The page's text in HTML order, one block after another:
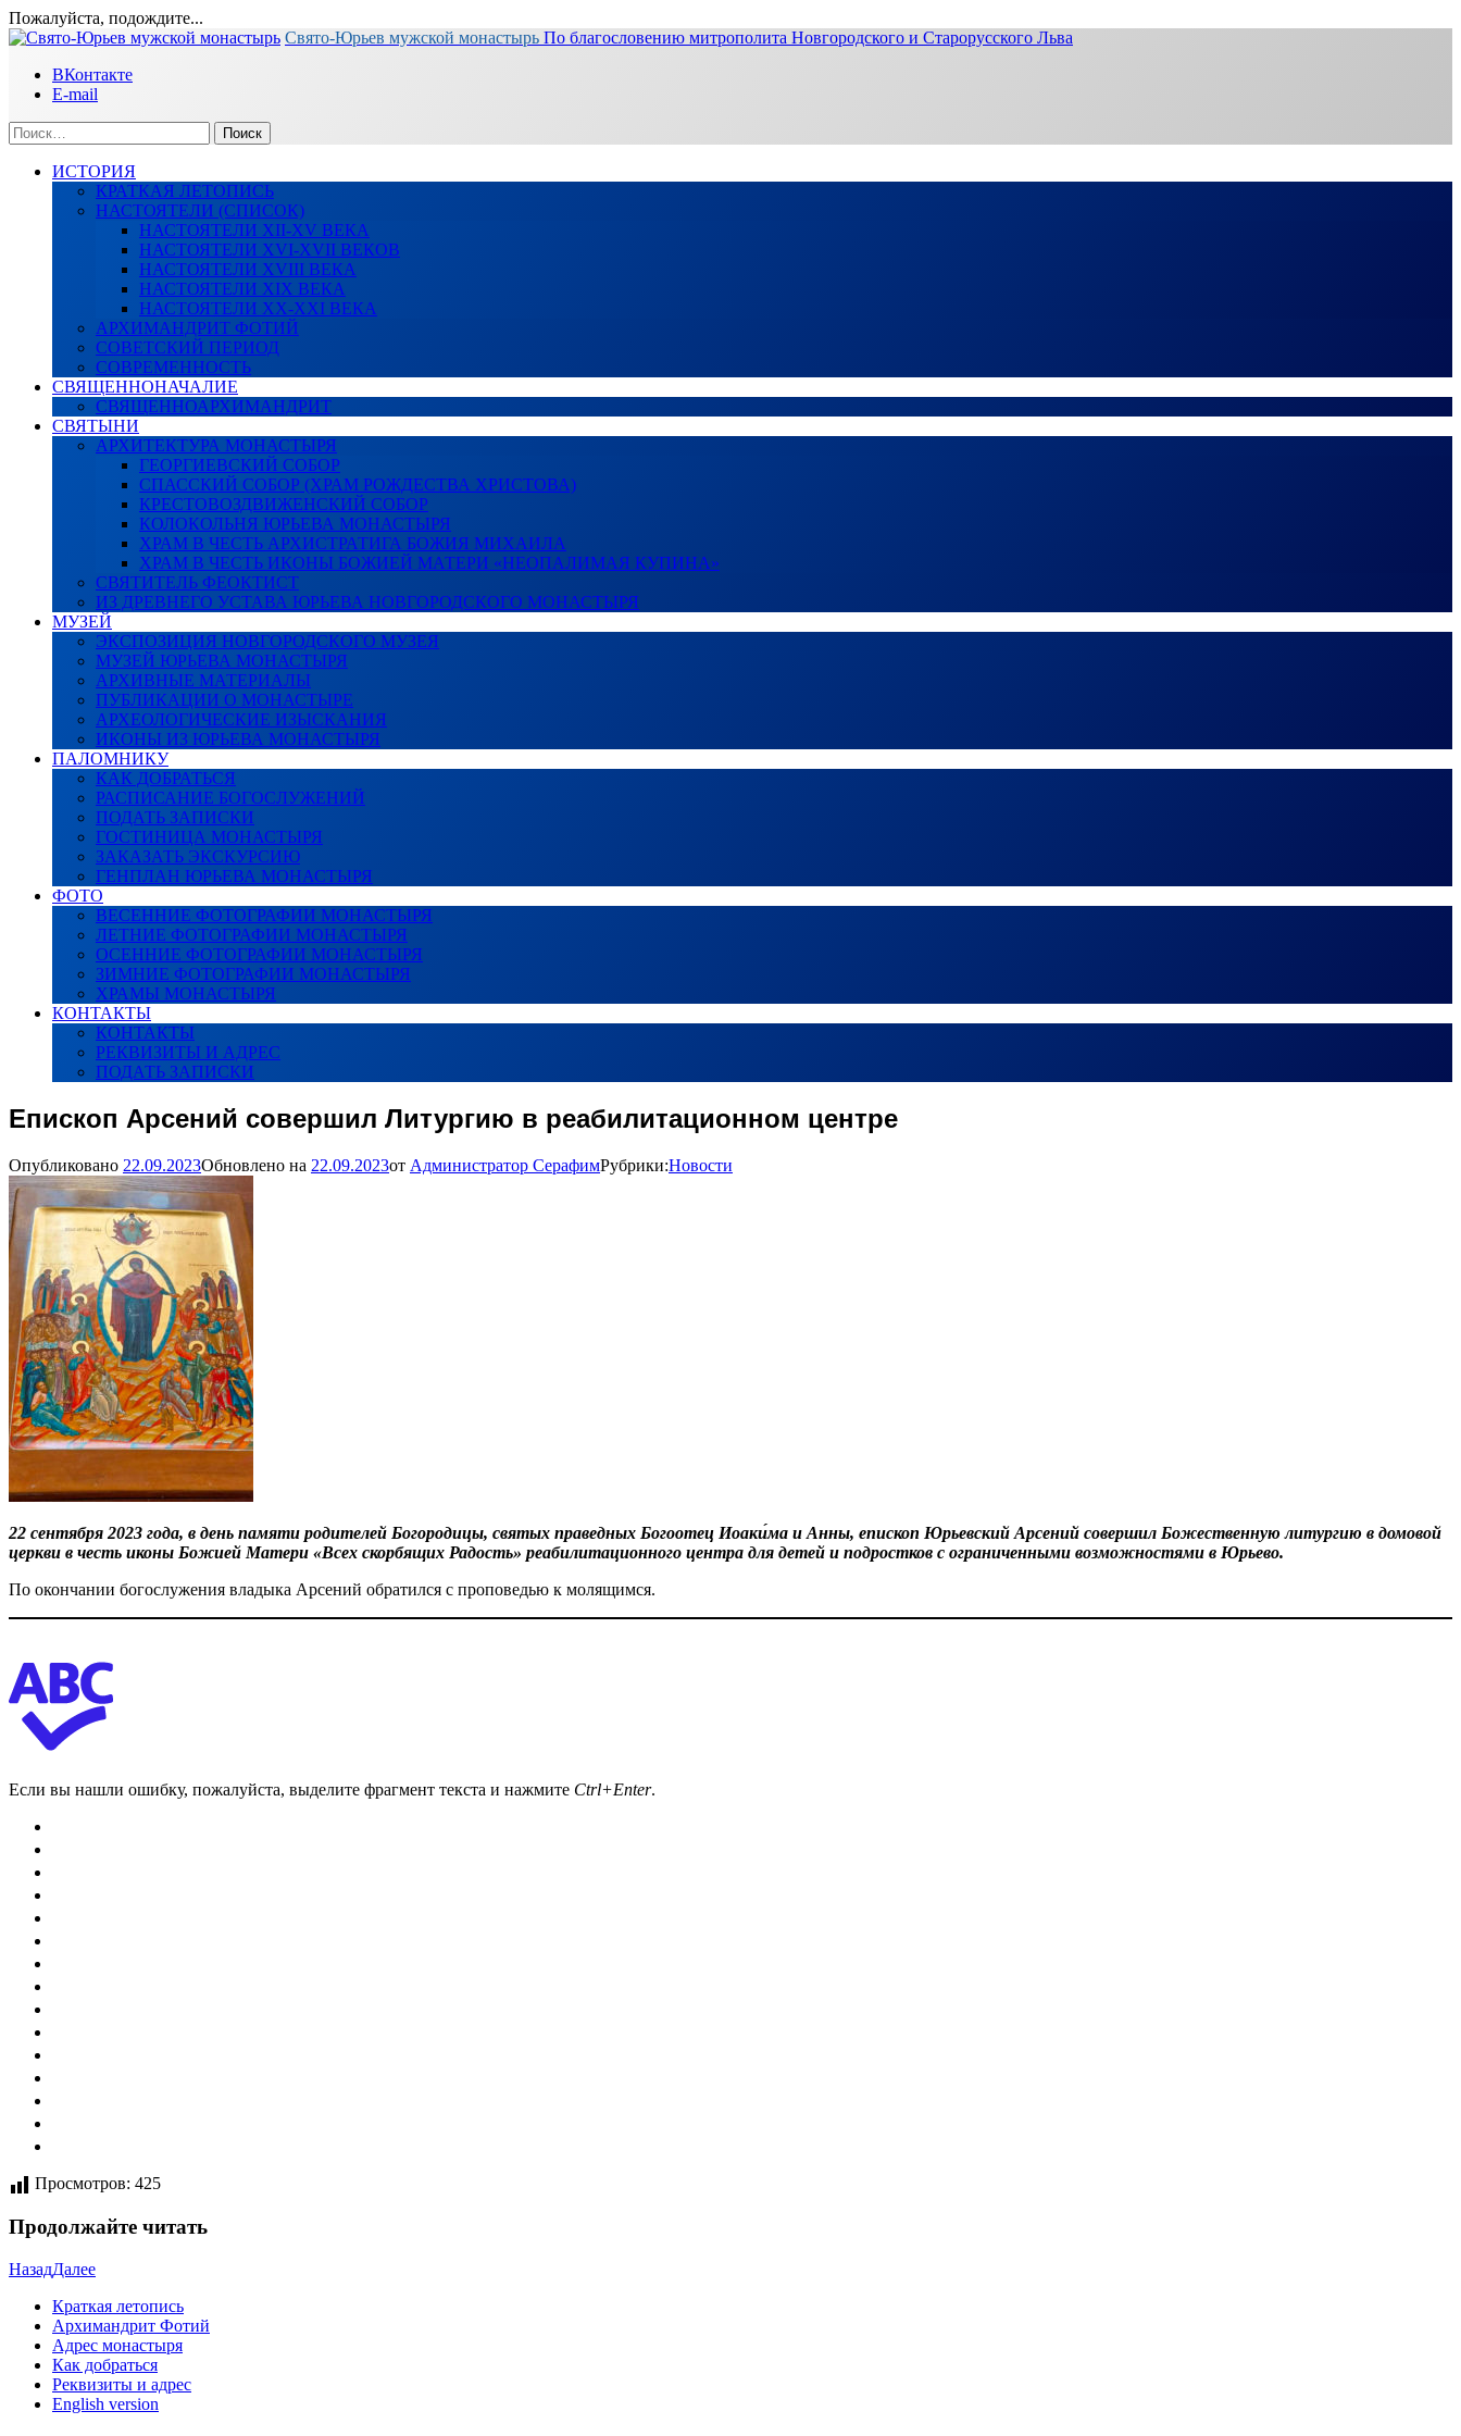
Пожалуйста, подождите...
Перейти
содержимому
Свято-Юрьев мужской монастырь По благословению митрополита Новгородского и Старорусского Льва
ВКонтакте
E-mail
Найти:
ИСТОРИЯ
КРАТКАЯ ЛЕТОПИСЬ
НАСТОЯТЕЛИ (СПИСОК)
НАСТОЯТЕЛИ XII-XV ВЕКА
НАСТОЯТЕЛИ XVI-XVII ВЕКОВ
НАСТОЯТЕЛИ XVIII ВЕКА
НАСТОЯТЕЛИ XIX ВЕКА
НАСТОЯТЕЛИ XX-XXI ВЕКА
АРХИМАНДРИТ ФОТИЙ
СОВЕТСКИЙ ПЕРИОД
СОВРЕМЕННОСТЬ
СВЯЩЕННОНАЧАЛИЕ
СВЯЩЕННОАРХИМАНДРИТ
СВЯТЫНИ
АРХИТЕКТУРА МОНАСТЫРЯ
ГЕОРГИЕВСКИЙ СОБОР
СПАССКИЙ СОБОР (ХРАМ РОЖДЕСТВА ХРИСТОВА)
КРЕСТОВОЗДВИЖЕНСКИЙ СОБОР
КОЛОКОЛЬНЯ ЮРЬЕВА МОНАСТЫРЯ
ХРАМ В ЧЕСТЬ АРХИСТРАТИГА БОЖИЯ МИХАИЛА
ХРАМ В ЧЕСТЬ ИКОНЫ БОЖИЕЙ МАТЕРИ «НЕОПАЛИМАЯ КУПИНА»
СВЯТИТЕЛЬ ФЕОКТИСТ
ИЗ ДРЕВНЕГО УСТАВА ЮРЬЕВА НОВГОРОДСКОГО МОНАСТЫРЯ
МУЗЕЙ
ЭКСПОЗИЦИЯ НОВГОРОДСКОГО МУЗЕЯ
МУЗЕЙ ЮРЬЕВА МОНАСТЫРЯ
АРХИВНЫЕ МАТЕРИАЛЫ
ПУБЛИКАЦИИ О МОНАСТЫРЕ
АРХЕОЛОГИЧЕСКИЕ ИЗЫСКАНИЯ
ИКОНЫ ИЗ ЮРЬЕВА МОНАСТЫРЯ
ПАЛОМНИКУ
КАК ДОБРАТЬСЯ
РАСПИСАНИЕ БОГОСЛУЖЕНИЙ
ПОДАТЬ ЗАПИСКИ
ГОСТИНИЦА МОНАСТЫРЯ
ЗАКАЗАТЬ ЭКСКУРСИЮ
ГЕНПЛАН ЮРЬЕВА МОНАСТЫРЯ
ФОТО
ВЕСЕННИЕ ФОТОГРАФИИ МОНАСТЫРЯ
ЛЕТНИЕ ФОТОГРАФИИ МОНАСТЫРЯ
ОСЕННИЕ ФОТОГРАФИИ МОНАСТЫРЯ
ЗИМНИЕ ФОТОГРАФИИ МОНАСТЫРЯ
ХРАМЫ МОНАСТЫРЯ
КОНТАКТЫ
КОНТАКТЫ
РЕКВИЗИТЫ И АДРЕС
ПОДАТЬ ЗАПИСКИ
Епископ Арсений совершил Литургию в реабилитационном центре
Опубликовано 22.09.2023Обновлено на 22.09.2023от Администратор СерафимРубрики:Новости
22 сентября 2023 года, в день памяти родителей Богородицы, святых праведных Богоотец Иоаки́ма и Анны, епископ Юрьевский Арсений совершил Божественную литургию в домовой
церкви в честь иконы Божией Матери «Всех скорбящих Радость» реабилитационного центра для детей и подростков с ограниченными возможностями в Юрьево.
По окончании богослужения владыка Арсений обратился с проповедью к молящимся.
Если вы нашли ошибку, пожалуйста, выделите фрагмент текста и нажмите Ctrl+Enter.
Просмотров: 425
Продолжайте читать
НазадДалее
Краткая летопись
Архимандрит Фотий
Адрес монастыря
Как добраться
Реквизиты и адрес
English version